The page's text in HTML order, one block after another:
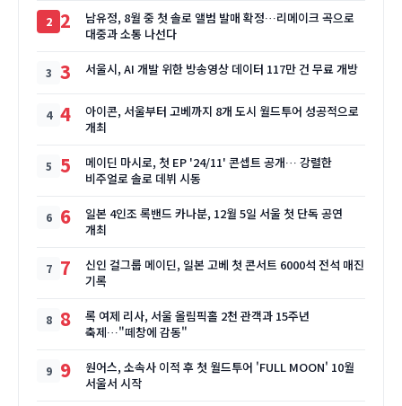
2
남유정, 8월 중 첫 솔로 앨범 발매 확정…리메이크 곡으로
대중과 소통 나선다
3 서울시, AI 개발 위한 방송영상 데이터 117만 건 무료 개방
4
아이콘, 서울부터 고베까지 8개 도시 월드투어 성공적으로
개최
5
메이딘 마시로, 첫 EP '24/11' 콘셉트 공개… 강렬한
비주얼로 솔로 데뷔 시동
6
일본 4인조 록밴드 카나분, 12월 5일 서울 첫 단독 공연
개최
7
신인 걸그룹 메이딘, 일본 고베 첫 콘서트 6000석 전석 매진
기록
8
록 여제 리사, 서울 올림픽홀 2천 관객과 15주년
축제…"떼창에 감동"
9
원어스, 소속사 이적 후 첫 월드투어 'FULL MOON' 10월
서울서 시작